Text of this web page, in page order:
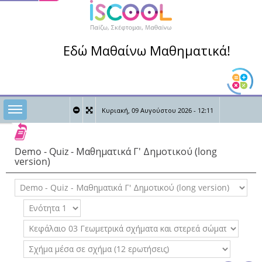
Εδώ Μαθαίνω Μαθηματικά!
Toggle sidebar
Κυριακή, 09 Αυγούστου 2026 - 12:11
Demo - Quiz - Μαθηματικά Γ' Δημοτικού (long
version)